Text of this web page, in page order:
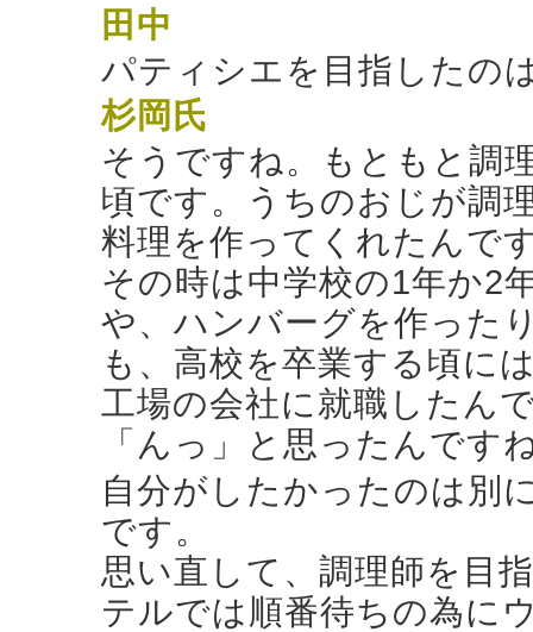
田中
パティシエを目指したの
杉岡氏
そうですね。もともと調
頃です。うちのおじが調
料理を作ってくれたんで
その時は中学校の1年か2
や、ハンバーグを作った
も、高校を卒業する頃に
工場の会社に就職したん
「んっ」と思ったんです
自分がしたかったのは別
です。
思い直して、調理師を目
テルでは順番待ちの為に